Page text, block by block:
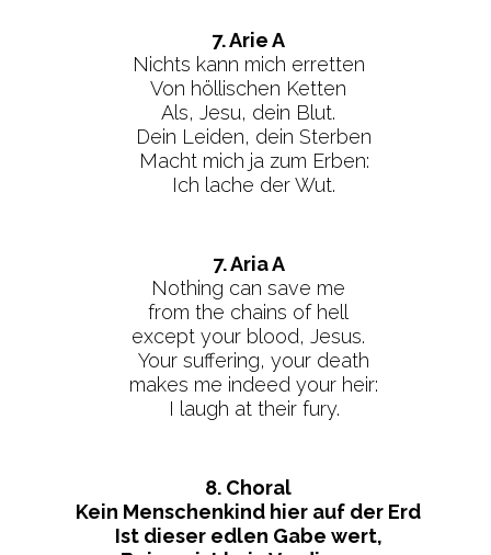
7. Arie A
Nichts kann mich erretten
Von höllischen Ketten
Als, Jesu, dein Blut.
Dein Leiden, dein Sterben
Macht mich ja zum Erben:
Ich lache der Wut.
7. Aria A
Nothing can save me
from the chains of hell
except your blood, Jesus.
Your suffering, your death
makes me indeed your heir:
I laugh at their fury.
8. Choral
Kein Menschenkind hier auf der Erd
Ist dieser edlen Gabe wert,